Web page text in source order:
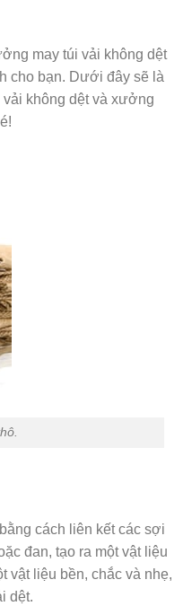
may túi vải không dệt
cho bạn. Dưới đây sẽ là
không dệt và xưởng
cách liên kết các sợi
đan, tạo ra một vật liệu
vật liệu bền, chắc và nhẹ,
dệt.